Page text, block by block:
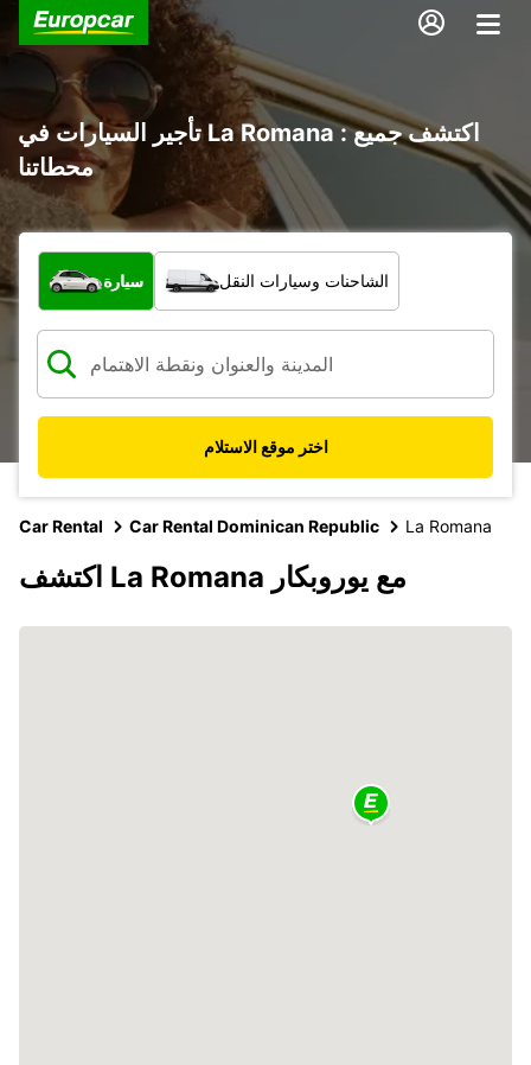
تأجير السيارات في La Romana : اكتشف جميع
محطاتنا
ما نوع المركبة؟
سيارة الشاحنات وسيارات النقل
اختر موقع الاستلام
Car Rental Car Rental Dominican Republic La Romana
اكتشف La Romana مع يوروبكار